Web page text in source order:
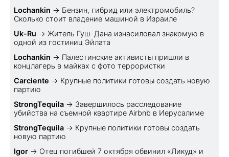
Lochankin → Бензин, гибрид или электромобиль?
Cколько стоит владение машиной в Израиле
Uk-Ru → Житель Гуш-Дана изнасиловал знакомую в
одной из гостиниц Эйлата
Lochankin → Палестинские активисты пришли в
концлагерь в майках с фото террористки
Carciente → Крупные политики готовы создать новую
партию
StrongTequila → Завершилось расследование
убийства на съемной квартире Airbnb в Иерусалиме
StrongTequila → Крупные политики готовы создать
новую партию
Igor → Отец погибшей 7 октября обвинил «Ликуд» и